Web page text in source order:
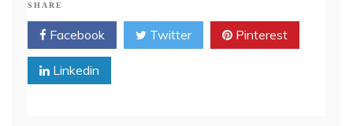
SHARE
Facebook Twitter Pinterest
Linkedin